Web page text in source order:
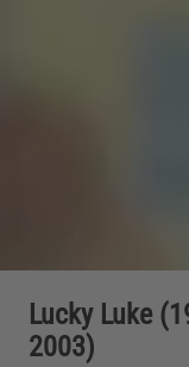
Lucky Luke
2003)